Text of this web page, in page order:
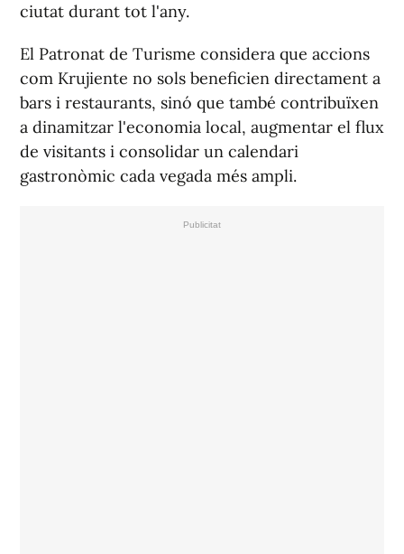
ciutat durant tot l'any.
El Patronat de Turisme considera que accions
com Krujiente no sols beneficien directament a
bars i restaurants, sinó que també contribuïxen
a dinamitzar l'economia local, augmentar el flux
de visitants i consolidar un calendari
gastronòmic cada vegada més ampli.